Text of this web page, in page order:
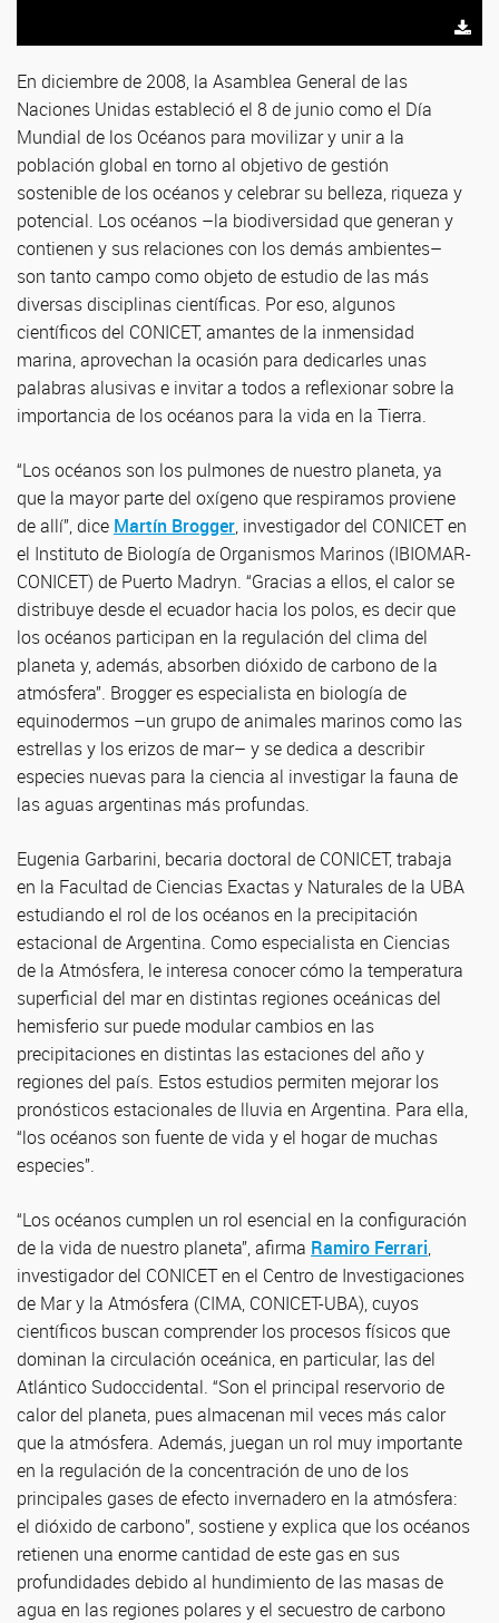
En diciembre de 2008, la Asamblea General de las
Naciones Unidas estableció el 8 de junio como el Día
Mundial de los Océanos para movilizar y unir a la
población global en torno al objetivo de gestión
sostenible de los océanos y celebrar su belleza, riqueza y
potencial. Los océanos –la biodiversidad que generan y
contienen y sus relaciones con los demás ambientes–
son tanto campo como objeto de estudio de las más
diversas disciplinas científicas. Por eso, algunos
científicos del CONICET, amantes de la inmensidad
marina, aprovechan la ocasión para dedicarles unas
palabras alusivas e invitar a todos a reflexionar sobre la
importancia de los océanos para la vida en la Tierra.
“Los océanos son los pulmones de nuestro planeta, ya
que la mayor parte del oxígeno que respiramos proviene
de allí”, dice Martín Brogger, investigador del CONICET en
el Instituto de Biología de Organismos Marinos (IBIOMAR-
CONICET) de Puerto Madryn. “Gracias a ellos, el calor se
distribuye desde el ecuador hacia los polos, es decir que
los océanos participan en la regulación del clima del
planeta y, además, absorben dióxido de carbono de la
atmósfera”. Brogger es especialista en biología de
equinodermos –un grupo de animales marinos como las
estrellas y los erizos de mar– y se dedica a describir
especies nuevas para la ciencia al investigar la fauna de
las aguas argentinas más profundas.
Eugenia Garbarini, becaria doctoral de CONICET, trabaja
en la Facultad de Ciencias Exactas y Naturales de la UBA
estudiando el rol de los océanos en la precipitación
estacional de Argentina. Como especialista en Ciencias
de la Atmósfera, le interesa conocer cómo la temperatura
superficial del mar en distintas regiones oceánicas del
hemisferio sur puede modular cambios en las
precipitaciones en distintas las estaciones del año y
regiones del país. Estos estudios permiten mejorar los
pronósticos estacionales de lluvia en Argentina. Para ella,
“los océanos son fuente de vida y el hogar de muchas
especies”.
“Los océanos cumplen un rol esencial en la configuración
de la vida de nuestro planeta”, afirma Ramiro Ferrari,
investigador del CONICET en el Centro de Investigaciones
de Mar y la Atmósfera (CIMA, CONICET-UBA), cuyos
científicos buscan comprender los procesos físicos que
dominan la circulación oceánica, en particular, las del
Atlántico Sudoccidental. “Son el principal reservorio de
calor del planeta, pues almacenan mil veces más calor
que la atmósfera. Además, juegan un rol muy importante
en la regulación de la concentración de uno de los
principales gases de efecto invernadero en la atmósfera:
el dióxido de carbono”, sostiene y explica que los océanos
retienen una enorme cantidad de este gas en sus
profundidades debido al hundimiento de las masas de
agua en las regiones polares y el secuestro de carbono